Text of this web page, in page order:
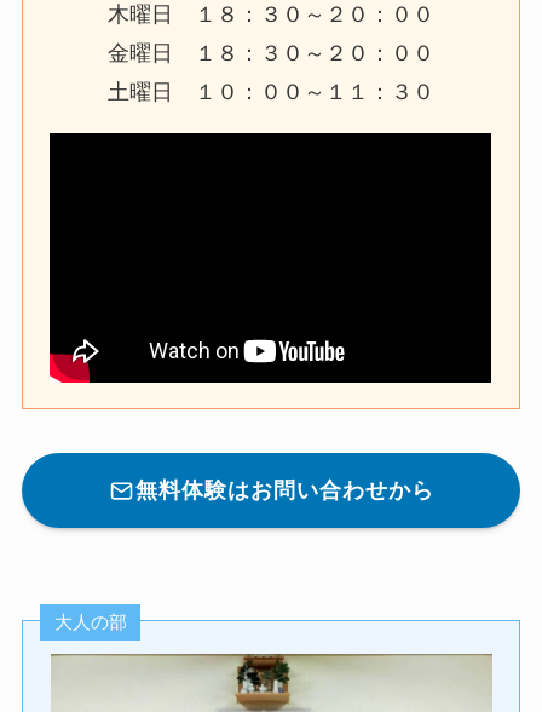
木曜日 １８：３０～２０：００
金曜日 １８：３０～２０：００
土曜日 １０：００～１１：３０
無料体験はお問い合わせから
大人の部